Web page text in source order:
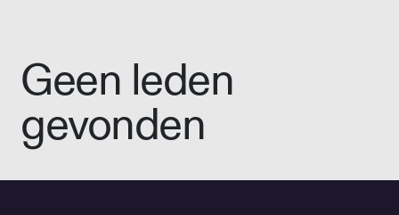
Geen leden
gevonden